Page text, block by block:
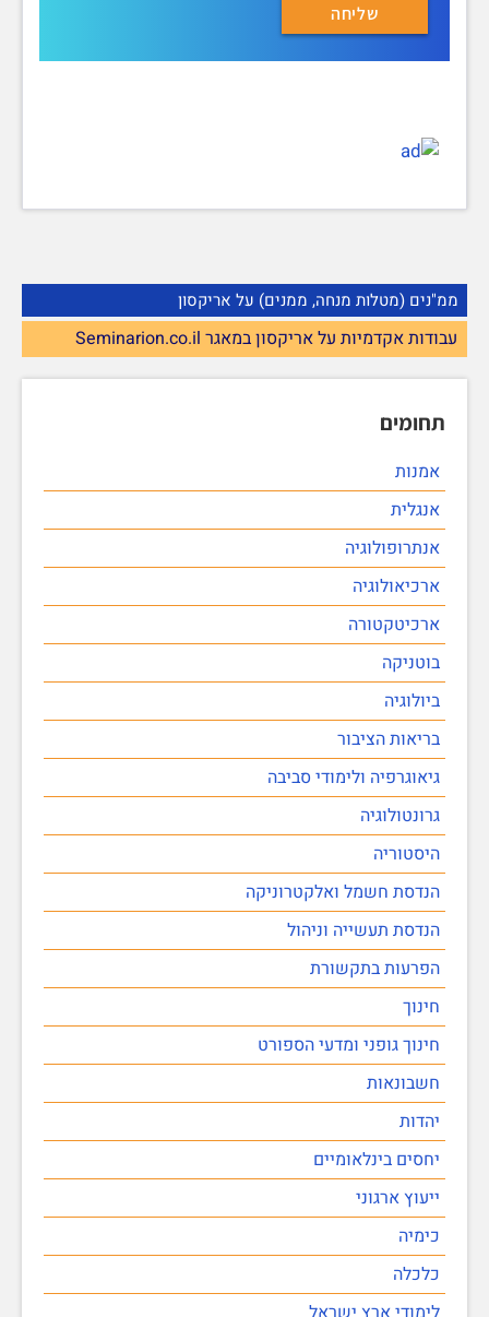
ממ"נים (מטלות מנחה, ממנים) על אריקסון
עבודות אקדמיות על אריקסון במאגר Seminarion.co.il
תחומים
אמנות
אנגלית
אנתרופולוגיה
ארכיאולוגיה
ארכיטקטורה
בוטניקה
ביולוגיה
בריאות הציבור
גיאוגרפיה ולימודי סביבה
גרונטולוגיה
היסטוריה
הנדסת חשמל ואלקטרוניקה
הנדסת תעשייה וניהול
הפרעות בתקשורת
חינוך
חינוך גופני ומדעי הספורט
חשבונאות
יהדות
יחסים בינלאומיים
ייעוץ ארגוני
כימיה
כלכלה